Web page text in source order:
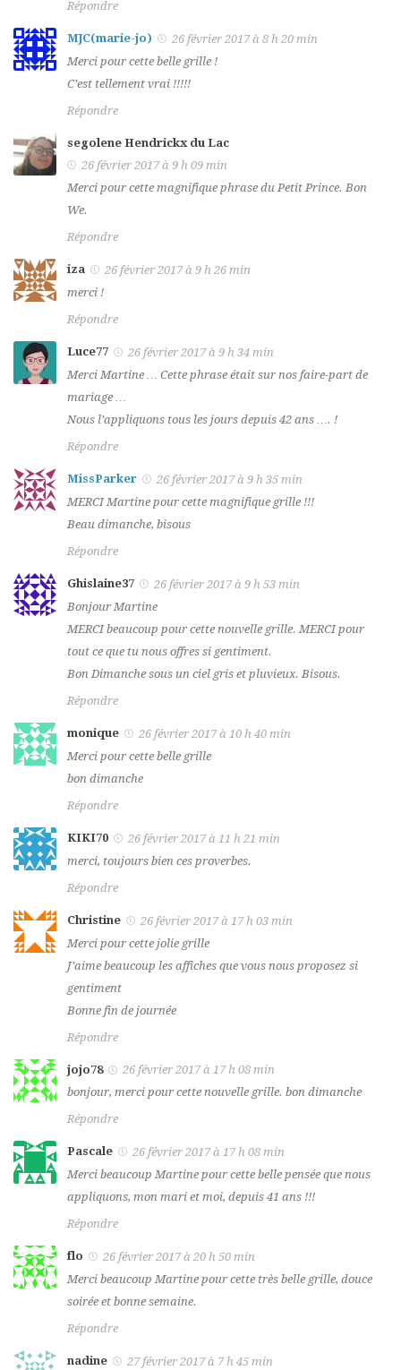
Répondre
MJC(marie-jo)
26 février 2017 à 8 h 20 min
Merci pour cette belle grille !
C’est tellement vrai !!!!!
Répondre
segolene Hendrickx du Lac
26 février 2017 à 9 h 09 min
Merci pour cette magnifique phrase du Petit Prince. Bon
We.
Répondre
iza
26 février 2017 à 9 h 26 min
merci !
Répondre
Luce77
26 février 2017 à 9 h 34 min
Merci Martine … Cette phrase était sur nos faire-part de
mariage …
Nous l’appliquons tous les jours depuis 42 ans …. !
Répondre
MissParker
26 février 2017 à 9 h 35 min
MERCI Martine pour cette magnifique grille !!!
Beau dimanche, bisous
Répondre
Ghislaine37
26 février 2017 à 9 h 53 min
Bonjour Martine
MERCI beaucoup pour cette nouvelle grille. MERCI pour
tout ce que tu nous offres si gentiment.
Bon Dimanche sous un ciel gris et pluvieux. Bisous.
Répondre
monique
26 février 2017 à 10 h 40 min
Merci pour cette belle grille
bon dimanche
Répondre
KIKI70
26 février 2017 à 11 h 21 min
merci, toujours bien ces proverbes.
Répondre
Christine
26 février 2017 à 17 h 03 min
Merci pour cette jolie grille
J’aime beaucoup les affiches que vous nous proposez si
gentiment
Bonne fin de journée
Répondre
jojo78
26 février 2017 à 17 h 08 min
bonjour, merci pour cette nouvelle grille. bon dimanche
Répondre
Pascale
26 février 2017 à 17 h 08 min
Merci beaucoup Martine pour cette belle pensée que nous
appliquons, mon mari et moi, depuis 41 ans !!!
Répondre
flo
26 février 2017 à 20 h 50 min
Merci beaucoup Martine pour cette très belle grille, douce
soirée et bonne semaine.
Répondre
nadine
27 février 2017 à 7 h 45 min